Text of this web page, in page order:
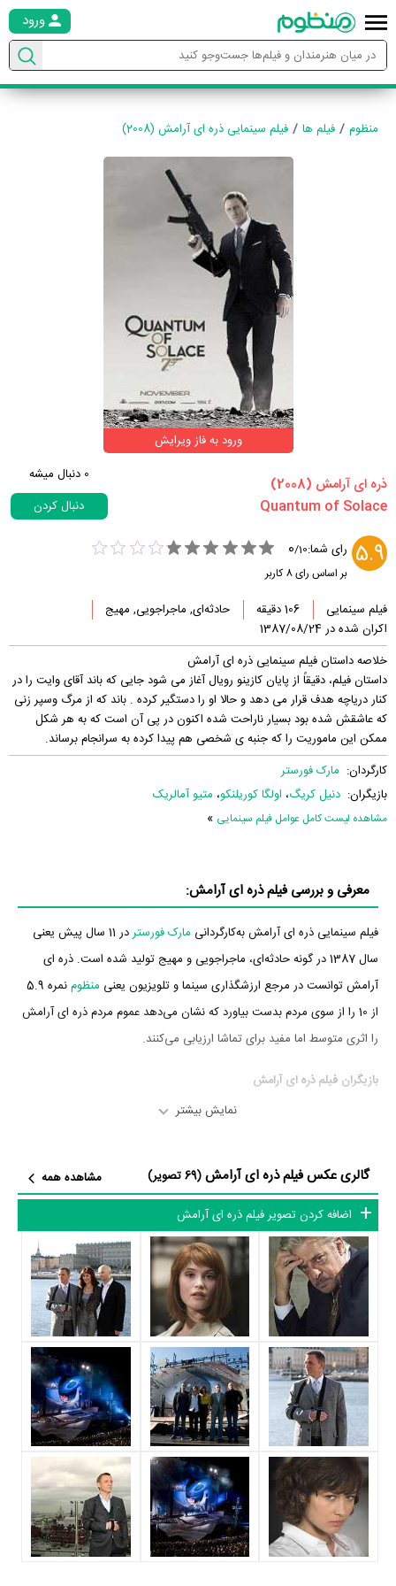
ورود
منظوم فیلم ها فیلم سینمایی ذره ای آرامش (2008)
ورود به فاز ویرایش
‏ذره ای آرامش‏ (2008)
0 دنبال میشه
دنبال کردن
5.9 رای شما: 0/10
بر اساس رای8کاربر
فیلم سینمایی 106 دقیقه
حادثه‌ای, ماجراجویی, مهیج
اکران شده در 1387/08/24
خلاصه داستان فیلم سینمایی ذره ای آرامش
داستان فیلم، دقیقاً از پایان کازینو رویال آغاز می شود جایی که باند آقای وایت را در
کنار دریاچه هدف قرار می دهد و حالا او را دستگیر کرده . باند که از مرگ وسپر زنی
که عاشقش شده بود بسیار ناراحت شده اکنون در پی آن است که به هر شکل
ممکن این ماموریت را که جنبه ی شخصی هم پیدا کرده به سرانجام برساند.
کارگردان: مارک فورستر
بازیگران: دنیل کریگ، اولگا کوریلنکو، متیو آمالریک
مشاهده لیست کامل عوامل فیلم سینمایی »
معرفی و بررسی فیلم ذره ای آرامش:
فیلم سینمایی ذره ای آرامش به‌کارگردانی مارک فورستر
در 11 سال پیش یعنی
سال 1387 در گونه حادثه‌ای، ماجراجویی و مهیج تولید شده است. ذره ای
آرامش توانست در مرجع ارزشگذاری سینما و تلویزیون یعنی منظوم
نمره 5.9
از 10 را از سوی مردم بدست بیاورد که نشان می‌دهد عموم مردم ذره ای آرامش
را اثری متوسط اما مفید برای تماشا ارزیابی می‌کنند.
بازیگران فیلم ذره ای آرامش
بازیگران فیلم ذره ای آرامش چه کسانی هستند؟ در ذره ای آرامش بازیگرانی
جما آرترتونوجفری رایتبه ایفای نقش و بازیگری پرداخته‌اند. در فیلم ذره ای
آرامش حدود 15 بازیگر جلوی دوربین رفته‌اند که از نظر تعداد بازیگران می‌توان
ذره ای آرامش را یک اثر پربازیگر عنوان کرد. از این‌لحاظ کارگردانی فیلم ذره ای
آرامش باتوجه به بازی گرفتن از این تعداد بازیگر و مدیریت آنها کار بسیار
دشواری بوده است؛ باید بررسی کرد آیامارک فورستر
به‌عنوان کارگردان و
به‌عنوان بازیگردان و همچنین تیم بازیگری ذره ای آرامش توانسته‌اند در این
زمینه موفق باشند و بازی‌های درخشانی را نمایش دهند؟
از دیگر بازیگران فیلم ذره ای آرامش می‌توان بهدیوید هاربر ،یسپر کریستنسن
آناتولی تاوبمان،روری کینیار ،تیم پیگات-اسمیت،خواکین کوسیو،Fernando
Guillén CuervoوJesús Ochoaاشاره کرد.
متوسط سن بازیگران ذره ای آرامش براساس میزان سنی که از آنها در
دایرةالمعارف آنلاین سینما و تلویزیون یعنیمنظوم
ثبت شده، 57 سال است که
نشان می‌دهد بازیگران ذره ای آرامش عمدتا از نظر سنی افرادی پیر و باتجربه
هستند.
داستان فیلم ذره ای آرامش
نمایش بیشتر
گالری عکس فیلم ذره ای آرامش(69 تصویر)
مشاهده همه
اضافه کردن تصویر فیلم ذره ای آرامش